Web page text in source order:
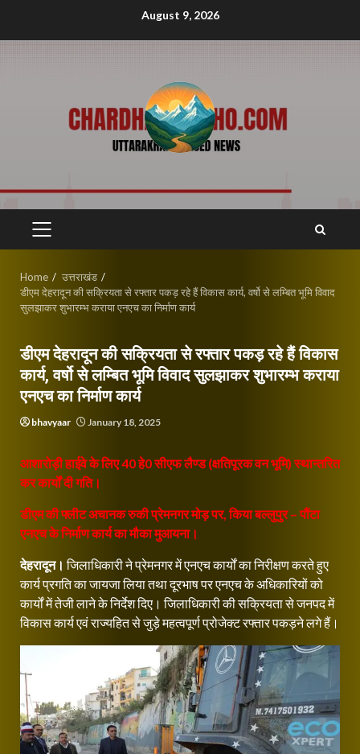
August 9, 2026
PRIMARY
Home
उत्तराखंड
डीएम देहरादून की सक्रियता से रफ्तार पकड़ रहे हैं विकास कार्य, वर्षो से लम्बित भूमि विवाद
सुलझाकर शुभारम्भ कराया एनएच का निर्माण कार्य
डीएम देहरादून की सक्रियता से रफ्तार पकड़ रहे हैं विकास
कार्य, वर्षो से लम्बित भूमि विवाद सुलझाकर शुभारम्भ कराया
एनएच का निर्माण कार्य
bhavyaar January 18, 2025
आशारोड़ी हाईवे के लिए 40 हे0 सीएफ लैण्ड (क्षतिपूरक वन भूमि) स्थान्तरित
कर कार्यों दी गति।
डीएम की फ्लीट अचानक रुकी प्रेमनगर मोड़ पर, किया बल्लुपुर – पौंटा
एनएच के निर्माण कार्य का मौका मुआयना।
देहरादून। जिलाधिकारी ने प्रेमनगर में एनएच कार्यों का निरीक्षण करते हुए
कार्य प्रगति का जायजा लिया तथा दूरभाष पर एनएच के अधिकारियों को
कार्यों में तेजी लाने के निर्देश दिए। जिलाधिकारी की सक्रियता से जनपद में
विकास कार्य एवं राज्यहित से जुड़े महत्वपूर्ण प्रोजेक्ट रफ्तार पकड़ने लगे हैं।